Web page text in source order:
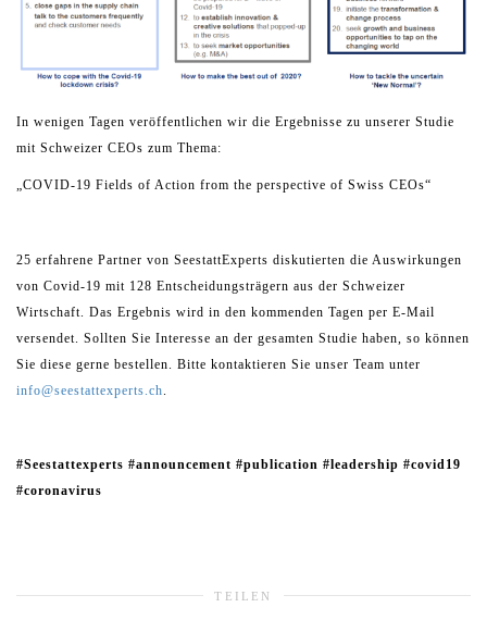
In wenigen Tagen veröffentlichen wir die Ergebnisse zu unserer Studie
mit Schweizer CEOs zum Thema:
„COVID-19 Fields of Action from the perspective of Swiss CEOs“
25 erfahrene Partner von SeestattExperts diskutierten die Auswirkungen
von Covid-19 mit 128 Entscheidungsträgern aus der Schweizer
Wirtschaft. Das Ergebnis wird in den kommenden Tagen per E-Mail
versendet. Sollten Sie Interesse an der gesamten Studie haben, so können
Sie diese gerne bestellen. Bitte kontaktieren Sie unser Team unter
info@seestattexperts.ch
#Seestattexperts #announcement #publication #leadership #covid19
#coronavirus
TEILEN